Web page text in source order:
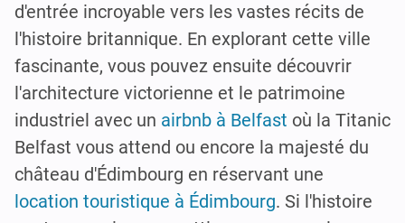
d'entrée incroyable vers les vastes récits de
l'histoire britannique. En explorant cette ville
fascinante, vous pouvez ensuite découvrir
l'architecture victorienne et le patrimoine
industriel avec un airbnb à Belfast où la Titanic
Belfast vous attend ou encore la majesté du
château d'Édimbourg en réservant une
location touristique à Édimbourg. Si l'histoire